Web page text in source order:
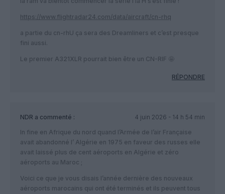
https://www.flightradar24.com/data/aircraft/cn-rhq
a partie du cn-rhU ça sera des Dreamliners et c’est presque
fini aussi.
Le premier A321XLR pourrait bien être un CN-RIF 🤩
RÉPONDRE
NDR a commenté :
4 juin 2026 - 14 h 54 min
In fine en Afrique du nord quand l’Armée de l’air Française
avait abandonné l’ Algérie en 1975 en faveur des russes elle
avait laissé plus de cent aéroports en Algérie et zéro
aéroports au Maroc ;
Voici ce que je vous disais l’année dernière des nouveaux
aéroports marocains qui ont été terminés et ils peuvent tous